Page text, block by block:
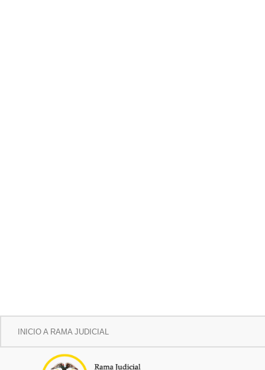
INICIO A RAMA JUDICIAL